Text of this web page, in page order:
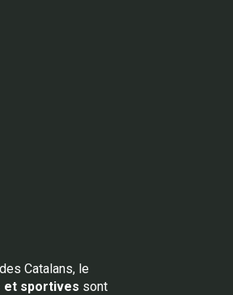
Catalans, le
et sportives sont